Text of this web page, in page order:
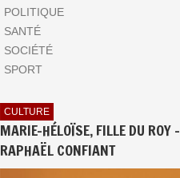
POLITIQUE
SANTÉ
SOCIÉTÉ
SPORT
CULTURE
MARIE-HÉLOÏSE, FILLE DU ROY -
RAPHAËL CONFIANT